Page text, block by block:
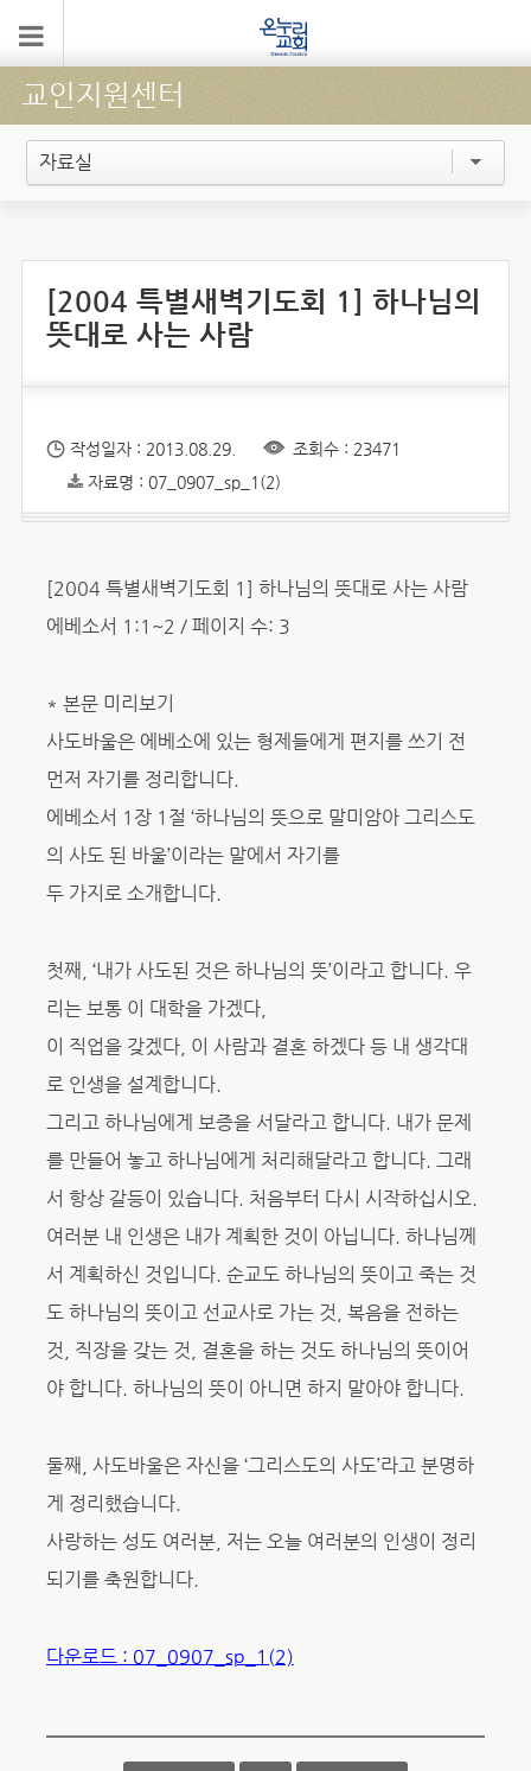
교인지원센터
자료실
[2004 특별새벽기도회 1] 하나님의
뜻대로 사는 사람
작성일자 : 2013.08.29.
조회수 : 23471
자료명 : 07_0907_sp_1(2)
[2004 특별새벽기도회 1] 하나님의 뜻대로 사는 사람
에베소서 1:1~2 / 페이지 수: 3
* 본문 미리보기
사도바울은 에베소에 있는 형제들에게 편지를 쓰기 전
먼저 자기를 정리합니다.
에베소서 1장 1절 ‘하나님의 뜻으로 말미암아 그리스도
의 사도 된 바울’이라는 말에서 자기를
두 가지로 소개합니다.
첫째, ‘내가 사도된 것은 하나님의 뜻’이라고 합니다. 우
리는 보통 이 대학을 가겠다,
이 직업을 갖겠다, 이 사람과 결혼 하겠다 등 내 생각대
로 인생을 설계합니다.
그리고 하나님에게 보증을 서달라고 합니다. 내가 문제
를 만들어 놓고 하나님에게 처리해달라고 합니다. 그래
서 항상 갈등이 있습니다. 처음부터 다시 시작하십시오.
여러분 내 인생은 내가 계획한 것이 아닙니다. 하나님께
서 계획하신 것입니다. 순교도 하나님의 뜻이고 죽는 것
도 하나님의 뜻이고 선교사로 가는 것, 복음을 전하는
것, 직장을 갖는 것, 결혼을 하는 것도 하나님의 뜻이어
야 합니다. 하나님의 뜻이 아니면 하지 말아야 합니다.
둘째, 사도바울은 자신을 ‘그리스도의 사도’라고 분명하
게 정리했습니다.
사랑하는 성도 여러분, 저는 오늘 여러분의 인생이 정리
되기를 축원합니다.
다운로드 : 07_0907_sp_1(2)